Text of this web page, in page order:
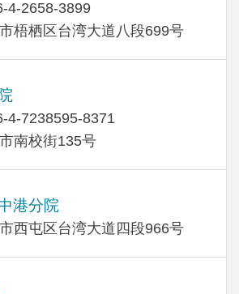
4-2658-3899
梧栖区台湾大道八段699号
4-7238595-8371
南校街135号
港分院
西屯区台湾大道四段966号